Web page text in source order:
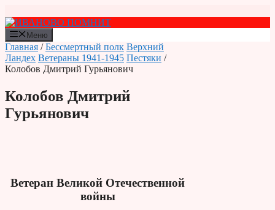
к
содержимому
Меню
Главная /Бессмертный полк Верхний
Ландех Ветераны 1941-1945 Пестяки /
Колобов Дмитрий Гурьянович
Колобов Дмитрий
Гурьянович
Ветеран Великой Отечественной
войны